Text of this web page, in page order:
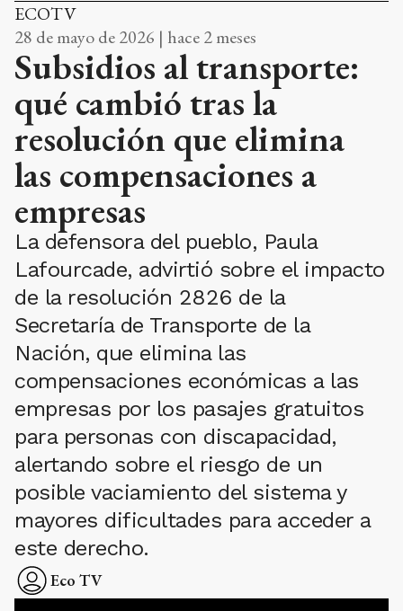
ECOTV
28 de mayo de 2026 | hace 2 meses
Subsidios al transporte:
qué cambió tras la
resolución que elimina
las compensaciones a
empresas
La defensora del pueblo, Paula
Lafourcade, advirtió sobre el impacto
de la resolución 2826 de la
Secretaría de Transporte de la
Nación, que elimina las
compensaciones económicas a las
empresas por los pasajes gratuitos
para personas con discapacidad,
alertando sobre el riesgo de un
posible vaciamiento del sistema y
mayores dificultades para acceder a
este derecho.
Eco TV